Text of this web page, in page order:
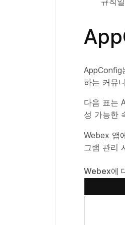
AppConfig
하는 커뮤
다음 표는
성 가능한
Webex 앱
그램 관리
Webex에